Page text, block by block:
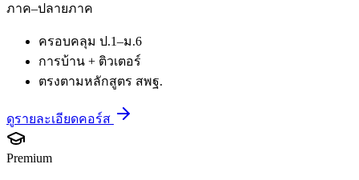
ภาค–ปลายภาค
ครอบคลุม ป.1–ม.6
การบ้าน + ติวเตอร์
ตรงตามหลักสูตร สพฐ.
ดูรายละเอียดคอร์ส
Premium